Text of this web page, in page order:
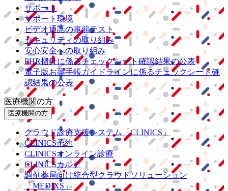
サポート
サポート環境
ビデオ通話の事前テスト
セキュリティの取り組み
安心安全への取り組み
PHR指針に係るチェックシート確認結果の公表
電子版お薬手帳ガイドラインに係るチェックシート確
認結果の公表
医療機関の方
医療機関の方
クラウド診療支援システム
「CLINICS」
CLINICS予約
CLINICSオンライン診療
CLINICSカルテ
調剤薬局向け統合型クラウドソリューション
「MEDIXS」